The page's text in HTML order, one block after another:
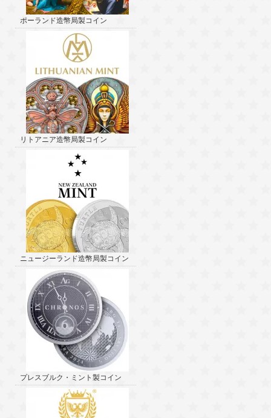
ポーランド造幣局製コイン
リトアニア造幣局製コイン
ニュージーランド造幣局製コイン
プレスブルク・ミント製コイン